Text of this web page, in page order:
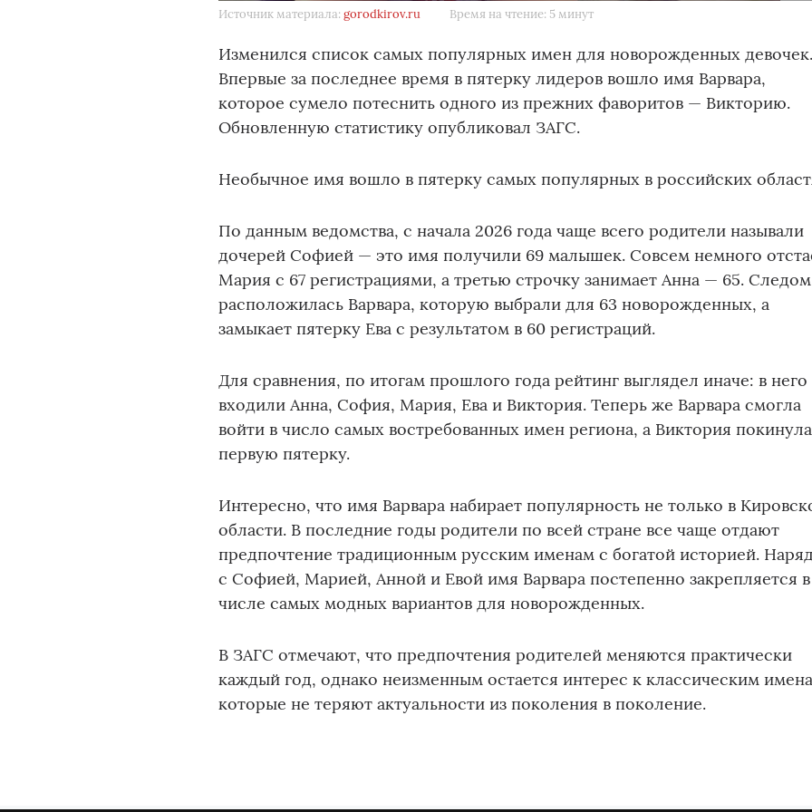
Источник материала:gorodkirov.ru Время на чтение: 5 минут
Изменился список самых популярных имен для новорожденных девочек.
Впервые за последнее время в пятерку лидеров вошло имя Варвара,
которое сумело потеснить одного из прежних фаворитов — Викторию.
Обновленную статистику опубликовал ЗАГС.
Необычное имя вошло в пятерку самых популярных в российских
По данным ведомства, с начала 2026 года чаще всего родители называли
дочерей Софией — это имя получили 69 малышек. Совсем немного
Мария с 67 регистрациями, а третью строчку занимает Анна — 65. Следом
расположилась Варвара, которую выбрали для 63 новорожденных, а
замыкает пятерку Ева с результатом в 60 регистраций.
Для сравнения, по итогам прошлого года рейтинг выглядел иначе: в него
входили Анна, София, Мария, Ева и Виктория. Теперь же Варвара смогла
войти в число самых востребованных имен региона, а Виктория покинула
первую пятерку.
Интересно, что имя Варвара набирает популярность не только в
области. В последние годы родители по всей стране все чаще отдают
предпочтение традиционным русским именам с богатой историей.
с Софией, Марией, Анной и Евой имя Варвара постепенно закрепляется в
числе самых модных вариантов для новорожденных.
В ЗАГС отмечают, что предпочтения родителей меняются практически
каждый год, однако неизменным остается интерес к классическим
которые не теряют актуальности из поколения в поколение.